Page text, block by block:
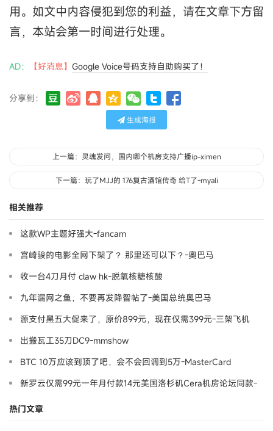
用。如文中内容侵犯到您的利益，请在文章下方留
言，本站会第一时间进行处理。
AD： 【好消息】 Google Voice号码支持自助购买了！
分享到：
生成海报
上一篇：灵魂发问，国内哪个机房支持广播ip-ximen
下一篇：玩了MJJ的 176复古酒馆传奇 给T了-myali
相关推荐
这款WP主题好强大-fancam
宫崎骏的电影全网下架了？ 那里还可以下？-奧巴马
收一台4刀月付 claw hk-脱氧核糖核酸
九年漏网之鱼，不要再发降智帖了-美国总统奥巴马
源支付黑五大促来了，原价899元，现在仅需399元-三架飞机
出搬瓦工35刀DC9-mmshow
BTC 10万应该到顶了吧，会不会回调到5万-MasterCard
新罗云仅需99元一年月付款14元美国洛杉矶Cera机房论坛同款-
热门文章